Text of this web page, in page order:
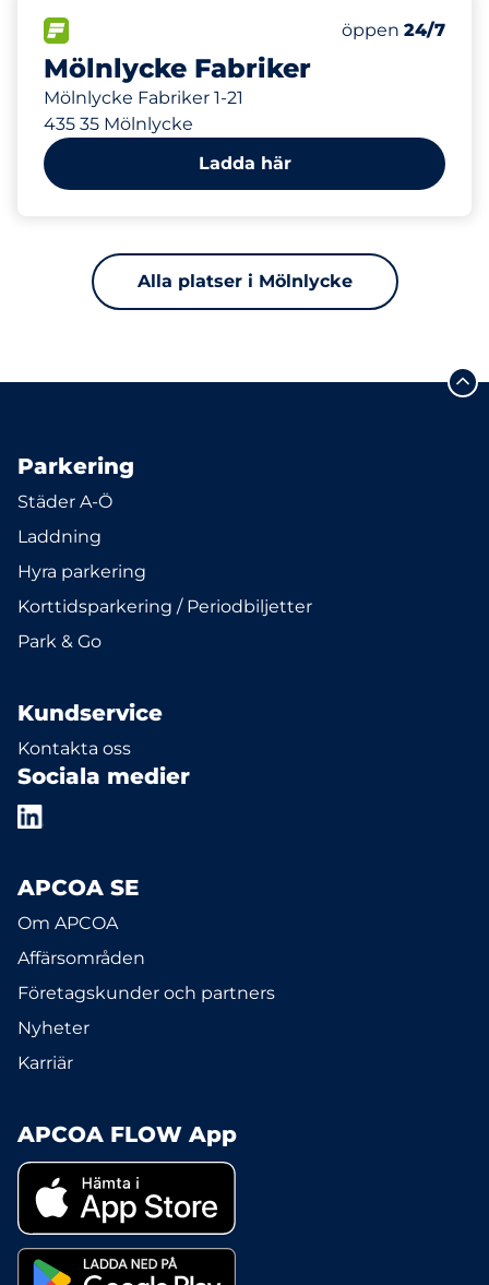
Mölnlycke Fabriker
Mölnlycke Fabriker 1-21
435 35 Mölnlycke
Antal
Totalt antal
Electric Car
öppen 24/7
273 m
Ladda här
Alla platser i Mölnlycke
Parkering
Städer A-Ö
Laddning
Hyra parkering
Korttidsparkering / Periodbiljetter
Park & Go
Kundservice
Kontakta oss
Sociala medier
APCOA SE
Om APCOA
Affärsområden
Företagskunder och partners
Nyheter
Karriär
APCOA FLOW App